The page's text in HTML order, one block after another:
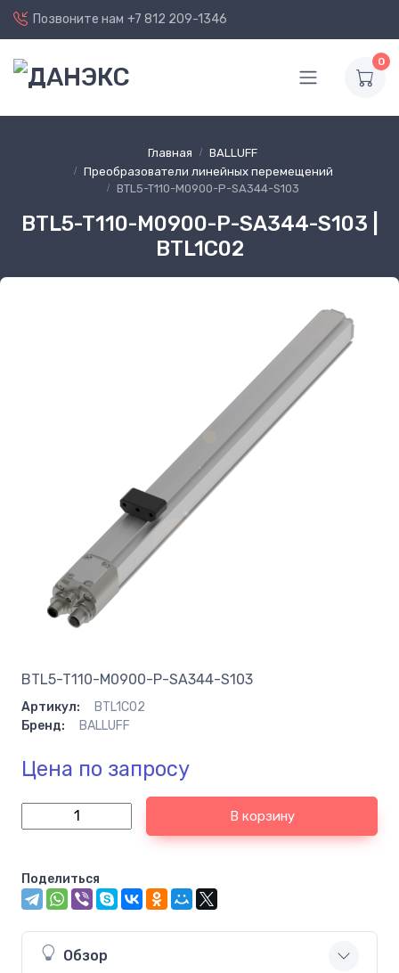
Позвоните нам +7 812 209-1346
0
Главная
BALLUFF
Преобразователи линейных перемещений
BTL5-T110-M0900-P-SA344-S103
BTL5-T110-M0900-P-SA344-S103 |
BTL1C02
BTL5-T110-M0900-P-SA344-S103
Артикул:
BTL1C02
Бренд:
BALLUFF
Цена по запросу
В корзину
Поделиться
Обзор